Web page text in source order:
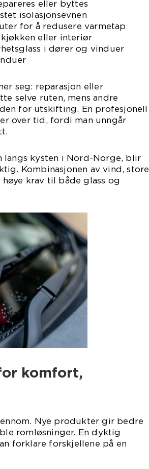
eller byttes
isolasjonsevnen
for å redusere varmetap
eller interiør
i dører og vinduer
seg: reparasjon eller
selve ruten, mens andre
for utskifting. En profesjonell
over tid, fordi man unngår
kysten i Nord-Norge, blir
Kombinasjonen av vind, store
krav til både glass og
komfort,
Nye produkter gir bedre
romløsninger. En dyktig
forklare forskjellene på en